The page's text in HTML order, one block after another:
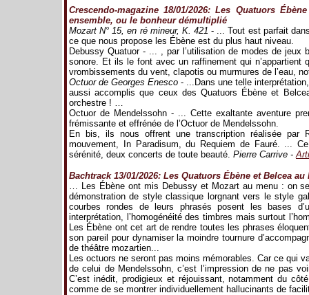
Crescendo-magazine 18/01/2026: Les Quatuors
ensemble, ou le bonheur démultiplié
Mozart N° 15, en ré mineur, K. 421 - ... Tout est parfait
ce que nous propose les Ébène est du plus haut niveau.
Debussy Quatuor - ... , par l’utilisation de modes de
sonore. Et ils le font avec un raffinement qui n’appartient
vrombissements du vent, clapotis ou murmures de l’eau,
Octuor de Georges Enesco - ...Dans une telle
aussi accomplis que ceux des Quatuors Ébène et
orchestre ! …
Octuor de Mendelssohn - ... Cette exaltante aventure
frémissante et effrénée de l’Octuor de Mendelssohn.
En bis, ils nous offrent une transcription réalisée par
mouvement, In Paradisum, du Requiem de Fauré. ...
sérénité, deux concerts de toute beauté. Pierre Carrive -
Bachtrack 13/01/2026: Les Quatuors Ébène et Belcea
… Les Ébène ont mis Debussy et Mozart au menu : on
démonstration de style classique lorgnant vers le style
courbes rondes de leurs phrasés posent les bases
interprétation, l’homogénéité des timbres mais surtout
Les Ébène ont cet art de rendre toutes les phrases
son pareil pour dynamiser la moindre tournure
de théâtre mozartien...
Les octuors ne seront pas moins mémorables. Car ce qui
de celui de Mendelssohn, c’est l’impression de ne pas
C’est inédit, prodigieux et réjouissant, notamment du
comme de se montrer individuellement hallucinants de